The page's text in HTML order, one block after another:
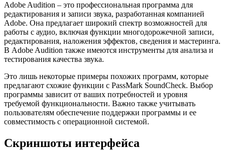
Adobe Audition – это профессиональная программа для
редактирования и записи звука, разработанная компанией
Adobe. Она предлагает широкий спектр возможностей для
работы с аудио, включая функции многодорожечной записи,
редактирования, наложения эффектов, сведения и мастеринга.
В Adobe Audition также имеются инструменты для анализа и
тестирования качества звука.
Это лишь некоторые примеры похожих программ, которые
предлагают схожие функции с PassMark SoundCheck. Выбор
программы зависит от ваших потребностей и уровня
требуемой функциональности. Важно также учитывать
пользователям обеспечение поддержки программы и ее
совместимость с операционной системой.
Скриншоты интерфейса